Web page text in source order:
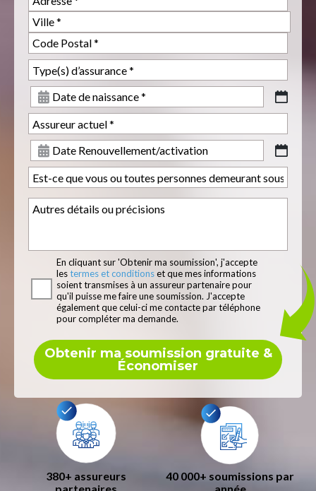
Address
Ville
Code
Postal
AAAA
slash
MM
slash
JJ
AAAA
slash
MM
slash
En cliquant sur 'Obtenir ma soumission', j'accepte
lestermes et conditionset que mes informations
soient transmises à un assureur partenaire pour
qu'il puisse me faire une soumission. J'accepte
également que celui-ci me contacte par téléphone
pour compléter ma demande.
380+ assureurs
partenaires
40 000+ soumissions par
année